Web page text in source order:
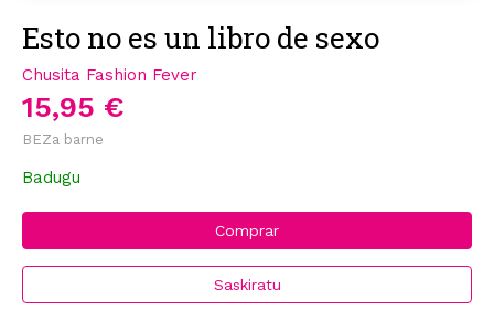
Esto no es un libro de sexo
Chusita Fashion Fever
15,95 €
BEZa barne
Badugu
Comprar
Saskiratu